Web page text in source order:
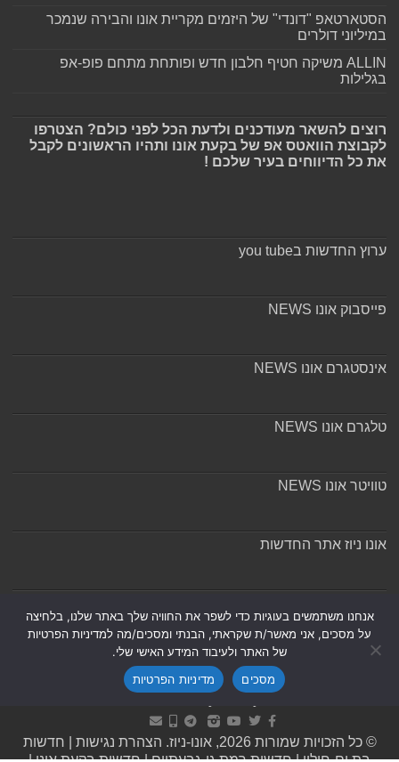
הסטארטאפ "דונדי" של היזמים מקריית אונו והבירה שנמכר
במיליוני דולרים
ALLIN משיקה חטיף חלבון חדש ופותחת מתחם פופ-אפ
בגלילות
רוצים להשאר מעודכנים ולדעת הכל לפני כולם? הצטרפו
לקבוצת הוואטס אפ של בקעת אונו ותהיו הראשונים לקבל
את כל הדיווחים בעיר שלכם !
ערוץ החדשות בyou tube
פייסבוק אונו NEWS
אינסטגרם אונו NEWS
טלגרם אונו NEWS
טוויטר אונו NEWS
אונו ניוז אתר החדשות
© כל הזכויות שמורות 2026, אונו-ניוז. הצהרת נגישות
חדשות
אנחנו משתמשים בעוגיות כדי לשפר את החוויה שלך באתר שלנו, בלחיצה
על מסכים, אני מאשר/ת שקראתי, הבנתי ומסכים/מה למדיניות הפרטיות
של האתר ולעיבוד המידע האישי שלי.
מסכים
מדיניות הפרטיות